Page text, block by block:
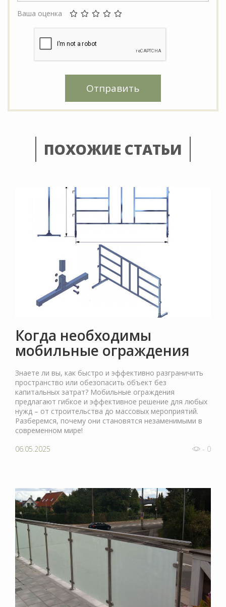
Ваша оценка
Отправить
ПОХОЖИЕ СТАТЬИ
Когда необходимы
мобильные ограждения
Знаете ли вы, как быстро и эффективно разграничить
пространство или обезопасить объект без
капитальных затрат? Мобильные ограждения
предлагают гибкое и эффективное решение для любых
нужд – от строительства до массовых мероприятий.
Разберемся, почему они становятся незаменимыми в
современном мире!
06.05.2025
- 0